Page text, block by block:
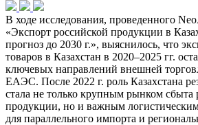
В ходе исследования, проведенного
«Экспорт российской продукции в
прогноз до 2030 г.», выяснилось, что
товаров в Казахстан в 2020–2025 гг.
ключевых направлений внешней
ЕАЭС. После 2022 г. роль Казахстана
стала не только крупным рынком сбыта
продукции, но и важным
для параллельного импорта и